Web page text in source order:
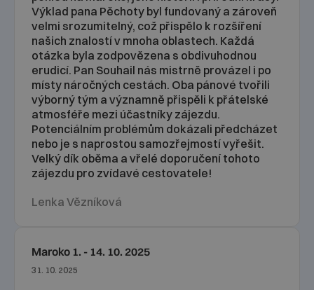
Výklad pana Pěchoty byl fundovaný a zároveň
velmi srozumitelný, což přispělo k rozšíření
našich znalostí v mnoha oblastech. Každá
otázka byla zodpovězena s obdivuhodnou
erudicí. Pan Souhail nás mistrně provázel i po
místy náročných cestách. Oba pánové tvořili
výborný tým a významně přispěli k přátelské
atmosféře mezi účastníky zájezdu.
Potenciálním problémům dokázali předcházet
nebo je s naprostou samozřejmostí vyřešit.
Velký dík oběma a vřelé doporučení tohoto
zájezdu pro zvídavé cestovatele!
Lenka Vězníková
Maroko 1. - 14. 10. 2025
31. 10. 2025